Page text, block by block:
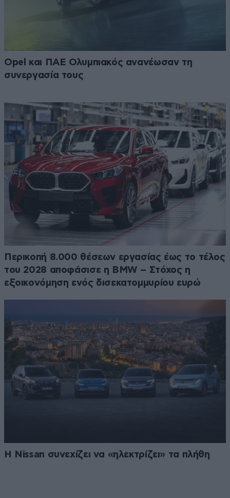
Opel και ΠΑΕ Ολυμπιακός ανανέωσαν τη
συνεργασία τους
Περικοπή 8.000 θέσεων εργασίας έως το τέλος
του 2028 αποφάσισε η BMW – Στόχος η
εξοικονόμηση ενός δισεκατομμυρίου ευρώ
Η Nissan συνεχίζει να «ηλεκτρίζει» τα πλήθη